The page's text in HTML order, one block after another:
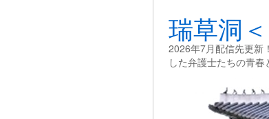
瑞草洞
2026年7月配信先更新
した弁護士たちの青